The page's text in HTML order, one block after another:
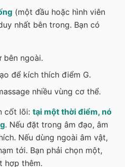
(một đầu hoặc hình viên
nhất bên trong. Bạn có
bên ngoài.
để kích thích điểm G.
nhiều vùng cơ thể.
cốt lõi: tại một thời điểm, nó
. Nếu đặt trong âm đạo, âm
Nếu dùng ngoài âm vật,
tới. Bạn phải chọn một,
hợp thêm.